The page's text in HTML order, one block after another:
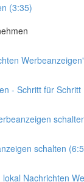
(3:35)
- Schritt für Schritt
schalten
Nachrichten